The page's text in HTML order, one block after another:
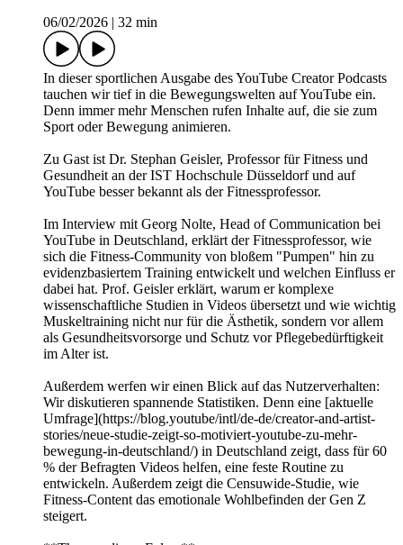
06/02/2026 | 32 min
In dieser sportlichen Ausgabe des YouTube Creator Podcasts
tauchen wir tief in die Bewegungswelten auf YouTube ein.
Denn immer mehr Menschen rufen Inhalte auf, die sie zum
Sport oder Bewegung animieren.
Zu Gast ist Dr. Stephan Geisler, Professor für Fitness und
Gesundheit an der IST Hochschule Düsseldorf und auf
YouTube besser bekannt als der Fitnessprofessor.
Im Interview mit Georg Nolte, Head of Communication bei
YouTube in Deutschland, erklärt der Fitnessprofessor, wie
sich die Fitness-Community von bloßem "Pumpen" hin zu
evidenzbasiertem Training entwickelt und welchen Einfluss er
dabei hat. Prof. Geisler erklärt, warum er komplexe
wissenschaftliche Studien in Videos übersetzt und wie wichtig
Muskeltraining nicht nur für die Ästhetik, sondern vor allem
als Gesundheitsvorsorge und Schutz vor Pflegebedürftigkeit
im Alter ist.
Außerdem werfen wir einen Blick auf das Nutzerverhalten:
Wir diskutieren spannende Statistiken. Denn eine [aktuelle
Umfrage](https://blog.youtube/intl/de-de/creator-and-artist-
stories/neue-studie-zeigt-so-motiviert-youtube-zu-mehr-
bewegung-in-deutschland/) in Deutschland zeigt, dass für 60
% der Befragten Videos helfen, eine feste Routine zu
entwickeln. Außerdem zeigt die Censuwide-Studie, wie
Fitness-Content das emotionale Wohlbefinden der Gen Z
steigert.